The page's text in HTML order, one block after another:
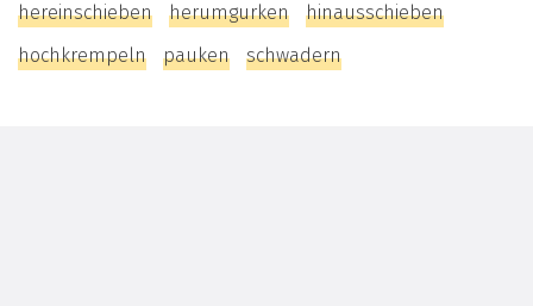
hereinschieben
herumgurken
hinausschieben
hochkrempeln
pauken schwadern